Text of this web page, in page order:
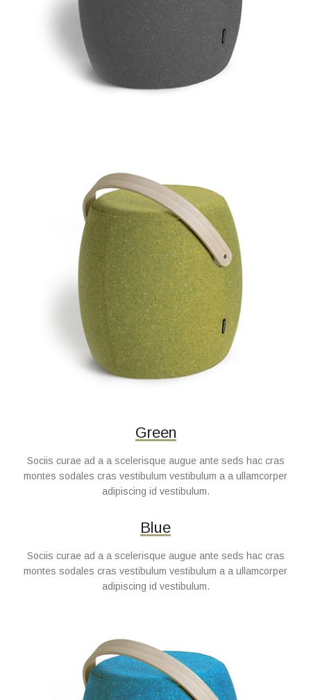
Green
Sociis curae ad a a scelerisque augue ante seds hac cras
montes sodales cras vestibulum vestibulum a a ullamcorper
adipiscing id vestibulum.
Blue
Sociis curae ad a a scelerisque augue ante seds hac cras
montes sodales cras vestibulum vestibulum a a ullamcorper
adipiscing id vestibulum.